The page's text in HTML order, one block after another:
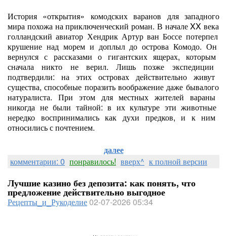
История «открытия» комодскихваранов длязападного
мира похожанаприключенческий роман. В началеXX века
голландский авиатор ХендрикАртурван Боссе потерпел
крушение надмореми доплылдо острова Комодо. Он
вернулся с рассказами о гигантскихящерах, которым
сначала никто неверил. Лишь позже экспедиции
подтвердили: на этих островах действительно живут
существа, способные поразитьвоображение даже бывалого
натуралиста. При этомдляместных жителей вараны
никогда небыли тайной: в ихкультуре эти животные
нередко воспринималиськак духи предков, и кним
относилисьспочтением.
далее
комментарии: 0 понравилось! вверх^ к полной версии
Лучшие казино без депозита: как понять, что
предложение действительно выгодное
Рецепты_и_Рукоделие02-07-2026 05:34